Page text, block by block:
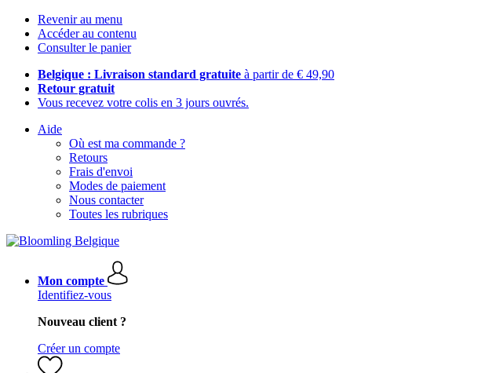
Revenir au menu
Accéder au contenu
Consulter le panier
Belgique : Livraison standard gratuite à partir de € 49,90
Retour gratuit
Vous recevez votre colis en 3 jours ouvrés.
Aide
Où est ma commande ?
Retours
Frais d'envoi
Modes de paiement
Nous contacter
Toutes les rubriques
Mon compte
Identifiez-vous
Nouveau client ?
Créer un compte